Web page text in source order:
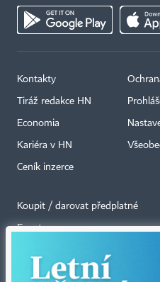
Kontakty
Tiráž redakce HN
Economia
Kariéra v HN
Ceník inzerce
Koupit / darovat předplatné
Eventy
RSS kanály